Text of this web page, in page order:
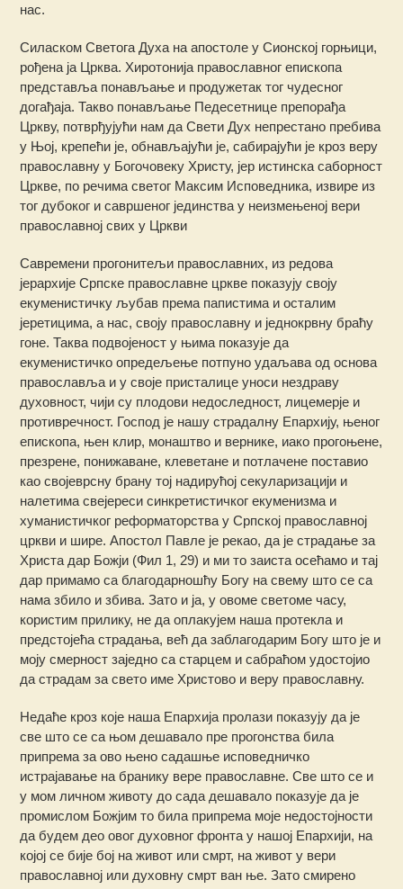
нас.
Силаском Светога Духа на апостоле у Сионској горњици,
рођена ја Црква. Хиротонија православног епископа
представља понављање и продужетак тог чудесног
догађаја. Такво понављање Педесетнице препорађа
Цркву, потврђујући нам да Свети Дух непрестано пребива
у Њој, крепећи је, обнављајући је, сабирајући је кроз веру
православну у Богочовеку Христу, јер истинска саборност
Цркве, по речима светог Максим Исповедника, извире из
тог дубоког и савршеног јединства у неизмењеној вери
православној свих у Цркви
Савремени прогонитељи православних, из редова
јерархије Српске православне цркве показују своју
екуменистичку љубав према папистима и осталим
јеретицима, а нас, своју православну и једнокрвну браћу
гоне. Таква подвојеност у њима показује да
екуменистичко опредељење потпуно удаљава од основа
православља и у своје присталице уноси нездраву
духовност, чији су плодови недоследност, лицемерје и
противречност. Господ је нашу страдалну Епархију, њеног
епископа, њен клир, монаштво и вернике, иако прогоњене,
презрене, понижаване, клеветане и потлачене поставио
као својеврсну брану тој надирућој секуларизацији и
налетима свејереси синкретистичког екуменизма и
хуманистичког реформаторства у Српској православној
цркви и шире. Апостол Павле је рекао, да је страдање за
Христа дар Божји (Фил 1, 29) и ми то заиста осећамо и тај
дар примамо са благодарношћу Богу на свему што се са
нама збило и збива. Зато и ја, у овоме светоме часу,
користим прилику, не да оплакујем наша протекла и
предстојећа страдања, већ да заблагодарим Богу што је и
моју смерност заједно са старцем и сабраћом удостојио
да страдам за свето име Христово и веру православну.
Недаће кроз које наша Епархија пролази показују да је
све што се са њом дешавало пре прогонства била
припрема за ово њено садашње исповедничко
истрајавање на бранику вере православне. Све што се и
у мом личном животу до сада дешавало показује да је
промислом Божјим то била припрема моје недостојности
да будем део овог духовног фронта у нашој Епархији, на
којој се бије бој на живот или смрт, на живот у вери
православној или духовну смрт ван ње. Зато смирено